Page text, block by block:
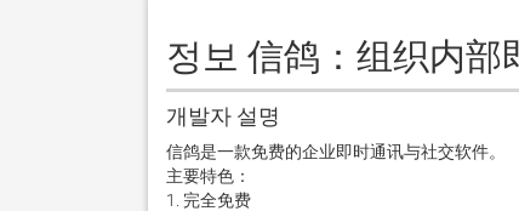
정보 信鸽：组织内部
개발자 설명
信鸽是一款免费的企业即时通讯与社交软件。
主要特色：
1. 完全免费